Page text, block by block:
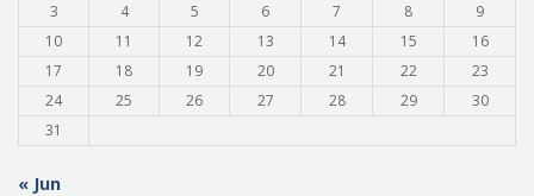
3
4 5 6 7 8
9
10
11 12 13 14 15
16
17
18 19 20 21 22
23
24
25 26 27 28 29
30
31
« Jun